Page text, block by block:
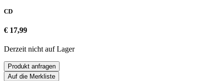
CD
€ 17,99
Derzeit nicht auf Lager
Produkt anfragen
Auf die Merkliste